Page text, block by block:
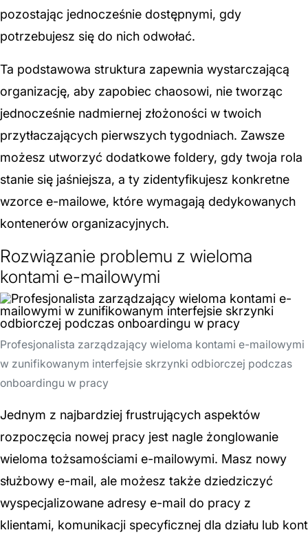
pozostając jednocześnie dostępnymi, gdy
potrzebujesz się do nich odwołać.
Ta podstawowa struktura zapewnia wystarczającą
organizację, aby zapobiec chaosowi, nie tworząc
jednocześnie nadmiernej złożoności w twoich
przytłaczających pierwszych tygodniach. Zawsze
możesz utworzyć dodatkowe foldery, gdy twoja rola
stanie się jaśniejsza, a ty zidentyfikujesz konkretne
wzorce e-mailowe, które wymagają dedykowanych
kontenerów organizacyjnych.
Rozwiązanie problemu z wieloma
kontami e-mailowymi
Profesjonalista zarządzający wieloma kontami e-mailowymi
w zunifikowanym interfejsie skrzynki odbiorczej podczas
onboardingu w pracy
Jednym z najbardziej frustrujących aspektów
rozpoczęcia nowej pracy jest nagle żonglowanie
wieloma tożsamościami e-mailowymi. Masz nowy
służbowy e-mail, ale możesz także dziedziczyć
wyspecjalizowane adresy e-mail do pracy z
klientami, komunikacji specyficznej dla działu lub kont